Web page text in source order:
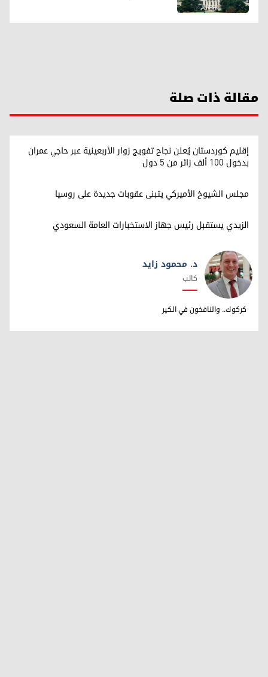
مقالة ذات صلة
إقليم كوردستان يُعلن نجاح تفويج زوار الأربعينية عبر حاجي عمران
بدخول 100 ألف زائر من 5 دول
مجلس الشيوخ الأميركي يتبنى عقوبات جديدة على روسيا
الزيدي يستقبل رئيس جهاز الاستخبارات العامة السعودي
د. محمود زايد
د. محمود زايد
كاتب
كركوك.. والنافخون في الكير